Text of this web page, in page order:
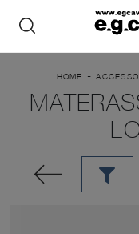
HOME -